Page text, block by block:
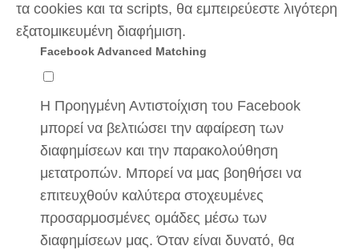
τα cookies και τα scripts, θα εμπειρεύεστε λιγότερη
εξατομικευμένη διαφήμιση.
Facebook Advanced Matching
Η Προηγμένη Αντιστοίχιση του Facebook
μπορεί να βελτιώσει την αφαίρεση των
διαφημίσεων και την παρακολούθηση
μετατροπών. Μπορεί να μας βοηθήσει να
επιτευχθούν καλύτερα στοχευμένες
προσαρμοσμένες ομάδες μέσω των
διαφημίσεων μας. Όταν είναι δυνατό, θα